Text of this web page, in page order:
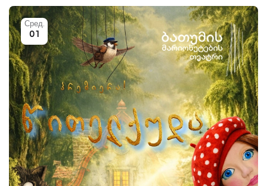
Сред.
01